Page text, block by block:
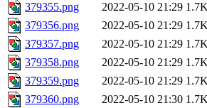
379355.png 2022-05-10 21:29
379356.png
2022-05-10 21:29
379357.png
2022-05-10 21:29
379358.png
2022-05-10 21:29
379359.png
2022-05-10 21:29
379360.png
2022-05-10 21:30